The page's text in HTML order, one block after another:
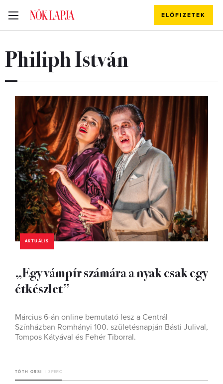
ELŐFIZETEK
Philiph István
AKTUÁLIS
„Egy vámpír számára a nyak csak egy
étkészlet”
Március 6-án online bemutató lesz a Centrál
Színházban Romhányi 100. születésnapján Básti Julival,
Tompos Kátyával és Fehér Tiborral.
TÓTH ORSI 3 PERC